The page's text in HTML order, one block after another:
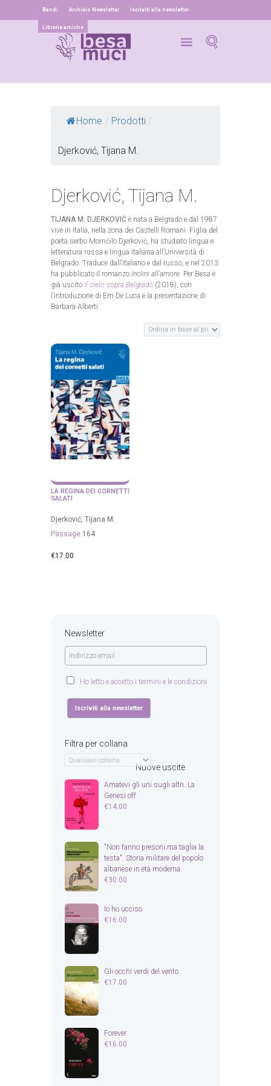
Bandi Archivio Newsletter Iscriviti alla newsletter
Librerie amiche
Home / Prodotti /
Djerković, Tijana M.
Djerković, Tijana M.
TIJANA M. DJERKOVIĆ è nata a Belgrado e dal 1987
vive in Italia, nella zona dei Castelli Romani. Figlia del
poeta serbo Momčilo Djerković, ha studiato lingua e
letteratura russa e lingua italiana all’Università di
Belgrado. Traduce dall’italiano e dal russo, e nel 2013
ha pubblicato il romanzo Inclini all’amore . Per Besa è
già uscito Il cielo sopra Belgrado (2018), con
l’introduzione di Erri De Luca e la presentazione di
Barbara Alberti.
LA REGINA DEI CORNETTI
SALATI
Djerković, Tijana M.
Passage 164
€17.00
Newsletter
Ho letto e accetto i termini e le condizioni
Filtra per collana
Nuove uscite
Amatevi gli uni sugli altri. La
Genesi off
€14.00
"Non fanno presoni ma taglia la
testa". Storia militare del popolo
albanese in età moderna
€30.00
Io ho ucciso
€16.00
Gli occhi verdi del vento
€17.00
Forever
€16.00